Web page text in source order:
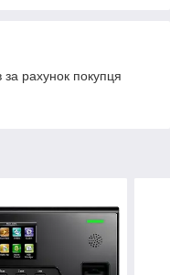
рахунок покупця